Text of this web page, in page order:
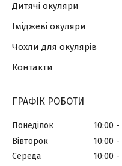
Дитячі окуляри
Іміджеві окуляри
Чохли для окулярів
Контакти
ГРАФІК РОБОТИ
Понеділок 10:00
Вівторок
10:00
Середа
10:00